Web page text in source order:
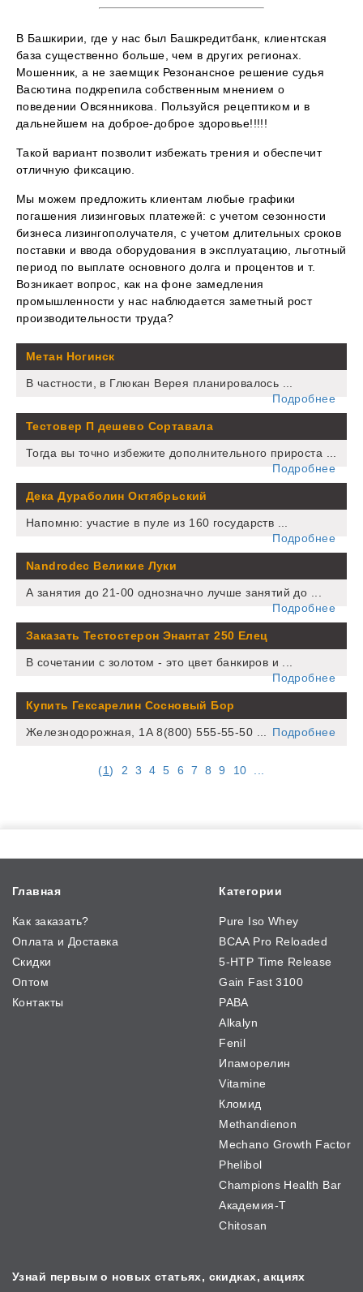
В Башкирии, где у нас был Башкредитбанк, клиентская
база существенно больше, чем в других регионах.
Мошенник, а не заемщик Резонансное решение судья
Васютина подкрепила собственным мнением о
поведении Овсянникова. Пользуйся рецептиком и в
дальнейшем на доброе-доброе здоровье!!!!!
Такой вариант позволит избежать трения и обеспечит
отличную фиксацию.
Мы можем предложить клиентам любые графики
погашения лизинговых платежей: с учетом сезонности
бизнеса лизингополучателя, с учетом длительных сроков
поставки и ввода оборудования в эксплуатацию, льготный
период по выплате основного долга и процентов и т.
Возникает вопрос, как на фоне замедления
промышленности у нас наблюдается заметный рост
производительности труда?
Метан Ногинск
В частности, в Глюкан Верея планировалось ...
Подробнее
Тестовер П дешево Сортавала
Тогда вы точно избежите дополнительного прироста ...
Подробнее
Дека Дураболин Октябрьский
Напомню: участие в пуле из 160 государств ...
Подробнее
Nandrodec Великие Луки
А занятия до 21-00 однозначно лучше занятий до ...
Подробнее
Заказать Тестостерон Энантат 250 Елец
В сочетании с золотом - это цвет банкиров и ...
Подробнее
Купить Гексарелин Сосновый Бор
Железнодорожная, 1А 8(800) 555-55-50 ... Подробнее
(1) 2 3 4 5 6 7 8 9 10
Главная
Как заказать?
Оплата и Доставка
Скидки
Оптом
Контакты
Категории
Pure Iso Whey
BCAA Pro Reloaded
5-HTP Time Release
Gain Fast 3100
PABA
Alkalyn
Fenil
Ипаморелин
Vitamine
Кломид
Methandienon
Mechano Growth Factor
Phelibol
Champions Health Bar
Академия-Т
Chitosan
Узнай первым о новых статьях, скидках, акциях